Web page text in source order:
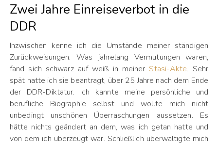
Zwei Jahre Einreiseverbot in die
DDR
Inzwischen kenne ich die Umstände meiner ständigen
Zurückweisungen. Was jahrelang Vermutungen waren,
fand sich schwarz auf weiß in meiner Stasi-Akte. Sehr
spät hatte ich sie beantragt, über 25 Jahre nach dem Ende
der DDR-Diktatur. Ich kannte meine persönliche und
berufliche Biographie selbst und wollte mich nicht
unbedingt unschönen Überraschungen aussetzen. Es
hätte nichts geändert an dem, was ich getan hatte und
von dem ich überzeugt war. Schließlich überwältigte mich